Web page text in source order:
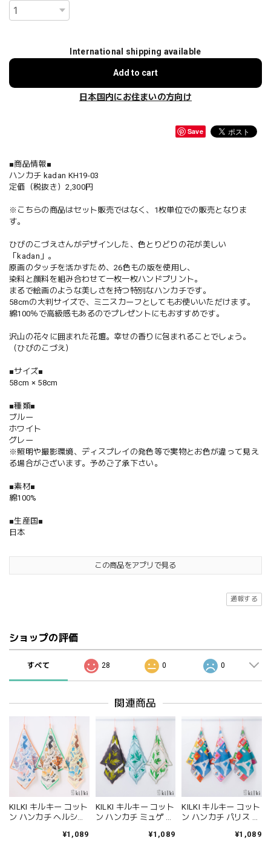
International shipping available
Add to cart
日本国内にお住まいの方向け
Save
■商品情報■
ハンカチ kadan KH19-03
定価（税抜き）2,300円
※こちらの商品はセット販売ではなく、1枚単位での販売となりま
す。
ひびのこづえさんがデザインした、色とりどりの花が美しい
「kadan」。
原画のタッチを活かすため、26色もの版を使用し、
染料と顔料を組み合わせて一枚一枚ハンドプリント。
まるで絵画のような美しさを持つ特別なハンカチです。
58cmの大判サイズで、ミニスカーフとしてもお使いいただけます。
綿100％で高級感もあるのでプレゼントにもおすすめです。
沢山の花々に囲まれた花壇。幸せの香りに包まれることでしょう。
（ひびのこづえ）
■サイズ■
58cm × 58cm
■種類■
ブルー
ホワイト
グレー
※照明や撮影環境、ディスプレイの発色等で実物とお色が違って見え
る場合がございます。予めご了承下さい。
■素材■
綿100%
■生産国■
日本
この商品をアプリで見る
通報する
ショップの評価
すべて 28 0 0
関連商品
KILKI キルキー コット
ン ハンカチ ヘルシー
ース 大判 大きめ ブラ
¥1,089
KILKI キルキー コット
ン ハンカチ ミュゲ ギ
大きめ ブランド 綿
¥1,089
KILKI キルキー コット
ン ハンカチ パリス ギ
大きめ ブランド 綿
¥1,089